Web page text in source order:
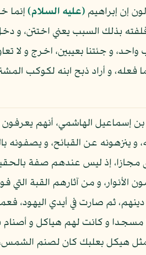
إن إبراهيم (عليه السلام) إنما
بذلك السبب يعني اختتن، و
و جئتنا بعيبين، اخرج و لا
و أراد ذبح ابنه لكوكب
إسماعيل الهاشمي، أنهم
و ينزهونه عن القبائح، و يصفونه
مجازا، إذ ليس عندهم صفة
الأنوار، و من آثارهم القبة
ثم صارت في أيدي اليهود،
مسجدا و كانت لهم هياكل و
مثل هيكل بعلبك كان لصنم